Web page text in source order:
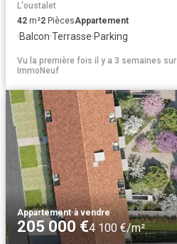
L'oustalet
42 m²2 PiècesAppartement
·Balcon·Terrasse·Parking
Vu la première fois il y a 3 semaines sur
ImmoNeuf
Appartement·à vendre
205 000 €4 100 €/m²